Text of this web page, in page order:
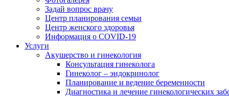
Задай вопрос врачу
Центр планирования семьи
Центр женского здоровья
Информация о COVID-19
Услуги
Акушерство и гинекология
Консультация гинеколога
Гинеколог – эндокринолог
Планирование и ведение беременности
Диагностика и лечение гинекологических